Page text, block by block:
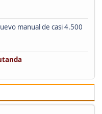
manual de casi 4.500